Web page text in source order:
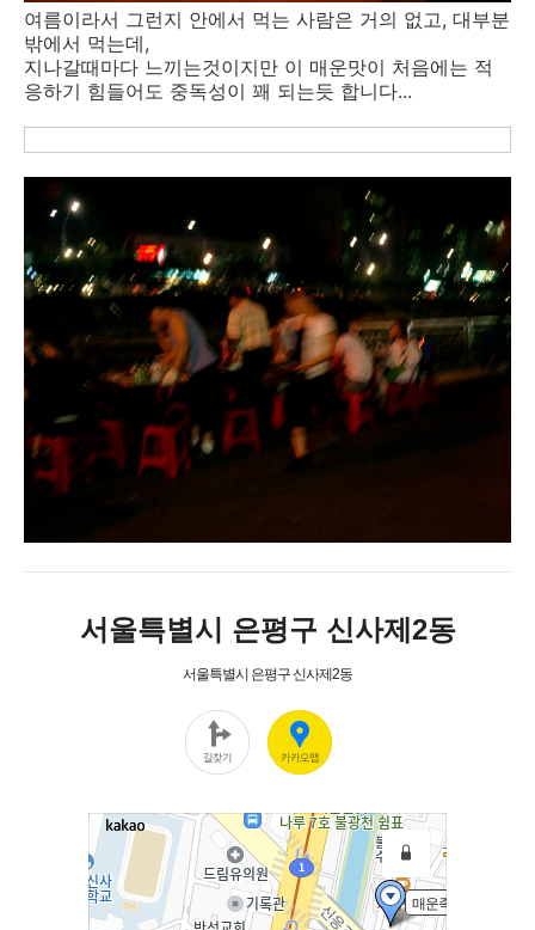
여름이라서 그런지 안에서 먹는 사람은 거의 없고, 대부분
밖에서 먹는데,
지나갈때마다 느끼는것이지만 이 매운맛이 처음에는 적
응하기 힘들어도 중독성이 꽤 되는듯 합니다...